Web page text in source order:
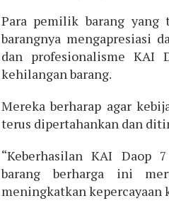
Para pemilik barang yang
barangnya mengapresiasi
dan profesionalisme KAI
kehilangan barang.
Mereka berharap agar
terus dipertahankan dan
“Keberhasilan KAI Daop
barang berharga ini
meningkatkan kepercayaan